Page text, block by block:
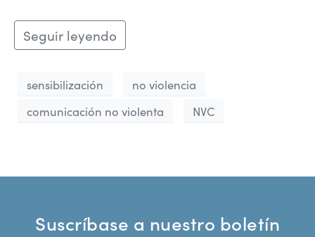
Seguir leyendo
sensibilización
no violencia
comunicación no violenta
NVC
Suscríbase a nuestro boletín